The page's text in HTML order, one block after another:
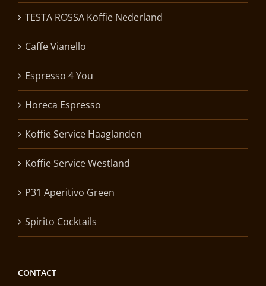
TESTA ROSSA Koffie Nederland
Caffe Vianello
Espresso 4 You
Horeca Espresso
Koffie Service Haaglanden
Koffie Service Westland
P31 Aperitivo Green
Spirito Cocktails
CONTACT